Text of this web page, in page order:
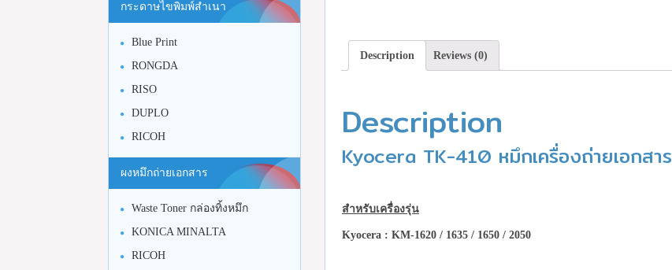
Description Reviews (0)
Description
Kyocera TK-410 หมึกเครื่องถ่ายเอกสาร
สำหรับเครื่องรุ่น
Kyocera : KM-1620 / 1635 / 1650 / 2050
กระดาษไขพิมพ์สำเนา
Blue Print
RONGDA
RISO
DUPLO
RICOH
ผงหมึกถ่ายเอกสาร
Waste Toner กล่องทิ้งหมึก
KONICA MINALTA
RICOH